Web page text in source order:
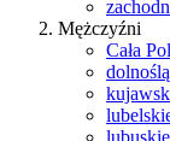
Mężczyźni
Cała
lubuskie